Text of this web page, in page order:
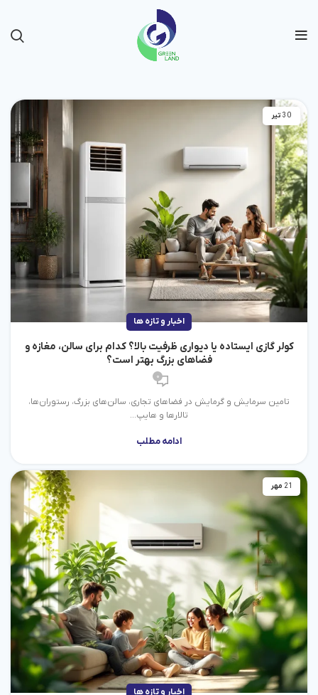
30 تیر
اخبار و تازه ها
کولر گازی ایستاده یا دیواری ظرفیت بالا؟ کدام برای سالن، مغازه و
فضاهای بزرگ بهتر است؟
0
تامین سرمایش و گرمایش در فضاهای تجاری، سالن‌های بزرگ، رستوران‌ها،
تالارها و هایپ...
ادامه مطلب
21 مهر
اخبار و تازه ها